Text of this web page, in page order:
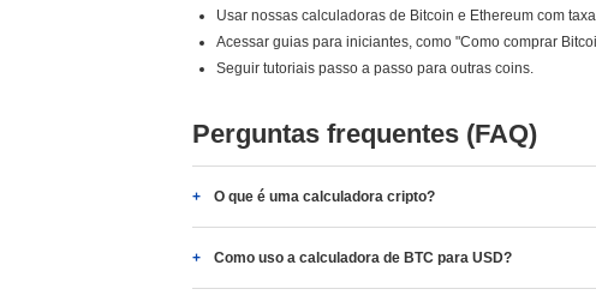
Usar nossas calculadoras de Bitcoin e Ethereum com
Acessar guias para iniciantes, como "Como comprar
Seguir tutoriais passo a passo para outras coins.
Perguntas frequentes (FAQ)
O que é uma calculadora cripto?
Como uso a calculadora de BTC para USD?